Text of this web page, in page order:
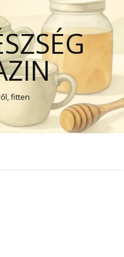
fitten